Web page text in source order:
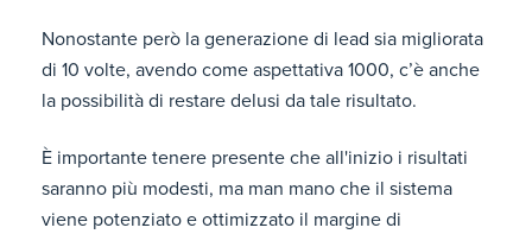
Nonostante però la generazione di lead sia migliorata
di 10 volte, avendo come aspettativa 1000, c’è anche
la possibilità di restare delusi da tale risultato.
È importante tenere presente che all'inizio i risultati
saranno più modesti, ma man mano che il sistema
viene potenziato e ottimizzato il margine di